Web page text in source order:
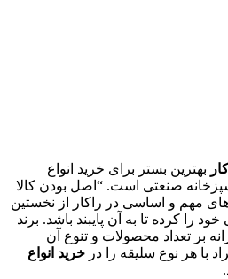
بهترین بستر برای خرید انواع
صنعتی است. “اصل بودن کالا
مهم و اساسی در راکار از نخستین
را کرده تا به آن پایبند باشد. برند
بر تعداد محصولات و تنوع آن
با هر نوع سلیقه را در خرید انواع